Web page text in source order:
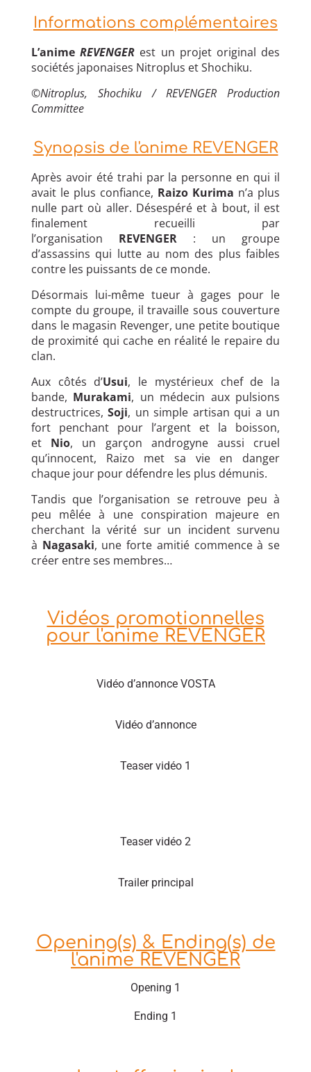
Informations complémentaires
L’animeREVENGER est un projet original des
sociétés japonaises Nitroplus et Shochiku.
©Nitroplus, Shochiku / REVENGER Production
Committee
Synopsis de l'anime REVENGER
Après avoir été trahi par la personne en qui il
avait le plus confiance, Raizo Kurima n’a plus
nulle part où aller. Désespéré et à bout, il est
finalement recueilli par
l’organisation REVENGER : un groupe
d’assassins qui lutte au nom des plus faibles
contre les puissants de ce monde.
Désormais lui-même tueur à gages pour le
compte du groupe, il travaille sous couverture
dans le magasin Revenger, une petite boutique
de proximité qui cache en réalité le repaire du
clan.
Aux côtés d’Usui, le mystérieux chef de la
bande, Murakami, un médecin aux pulsions
destructrices,Soji, un simple artisan qui a un
fort penchant pour l’argent et la boisson,
et Nio, un garçon androgyne aussi cruel
qu’innocent, Raizo met sa vie en danger
chaque jour pour défendre les plus démunis.
Tandis que l’organisation se retrouve peu à
peu mêlée à une conspiration majeure en
cherchant la vérité sur un incident survenu
à Nagasaki, une forte amitié commence à se
créer entre ses membres…
Vidéos promotionnelles
pour l'anime REVENGER
Vidéo d’annonce VOSTA
Vidéo d’annonce
Teaser vidéo 1
Teaser vidéo 2
Trailer principal
Opening(s) & Ending(s) de
l'anime REVENGER
Opening 1
Ending 1